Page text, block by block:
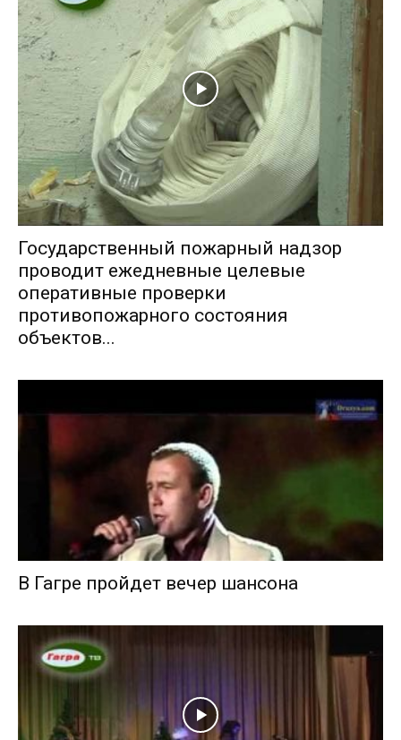
Государственный пожарный надзор
проводит ежедневные целевые
оперативные проверки
противопожарного состояния
объектов...
В Гагре пройдет вечер шансона